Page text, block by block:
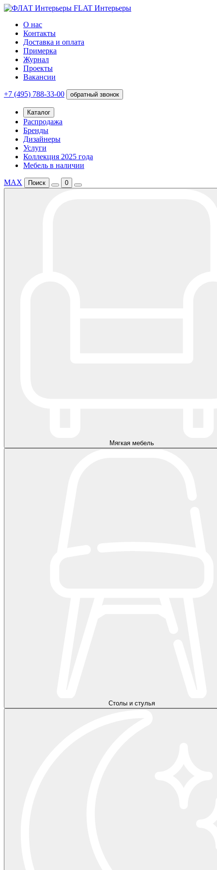
FLAT Интерьеры
О нас
Контакты
Доставка и оплата
Примерка
Журнал
Проекты
Вакансии
+7 (495) 788-33-00 обратный звонок
Каталог
Распродажа
Бренды
Дизайнеры
Услуги
Коллекция 2025 года
Мебель в наличии
MAX Поиск 0
Мягкая мебель
Столы и стулья